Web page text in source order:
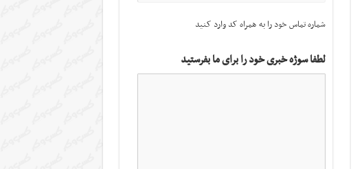
شماره تماس خود را به همراه کد وارد کنید
لطفا سوژه خبری خود را برای ما بفرستید